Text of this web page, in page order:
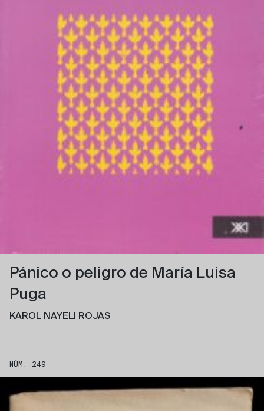
Pánico o peligro de María Luisa
Puga
KAROL NAYELI ROJAS
NÚM. 249